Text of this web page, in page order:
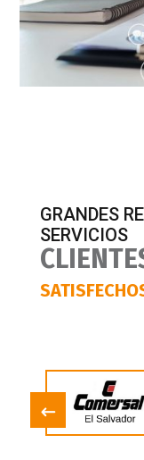
GRANDES
SERVICIOS